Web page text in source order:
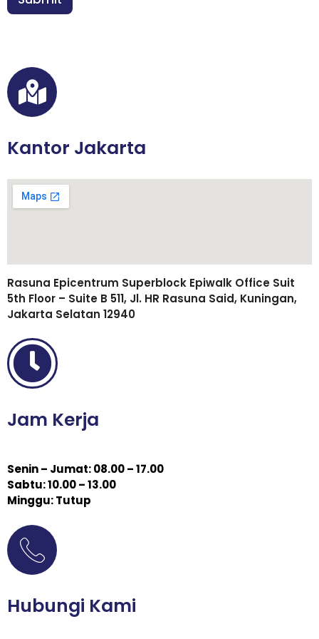
*
Kantor Jakarta
Rasuna Epicentrum Superblock Epiwalk Office Suit
5th Floor – Suite B 511, Jl. HR Rasuna Said, Kuningan,
Jakarta Selatan 12940
Jam Kerja
Senin – Jumat: 08.00 – 17.00
Sabtu: 10.00 – 13.00
Minggu: Tutup
Hubungi Kami